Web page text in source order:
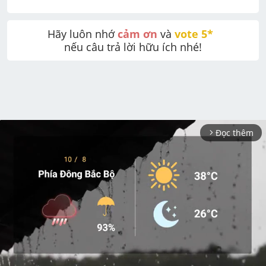
Hãy luôn nhớ cảm ơn và vote 5*
nếu câu trả lời hữu ích nhé!
arrow_forward_ios Đọc thêm